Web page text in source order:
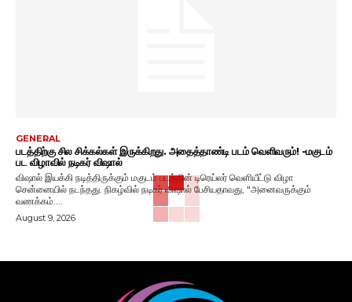
GENERAL
படத்திற்கு சில சிக்கல்கள் இருக்கிறது. அதைத்தாண்டி படம் வெளிவரும்! -மகுடம்
பட விழாவில் நடிகர் விஷால்
விஷால் இயக்கி நடித்திருக்கும் மகுடம் படத்தின் டிரெய்லர் வெளியீட்டு விழா
சென்னையில் நடந்தது. நிகழ்வில் நடிகர் விஷால் பேசியதாவது, "அனைவருக்கும்
வணக்கம்....
August 9, 2026